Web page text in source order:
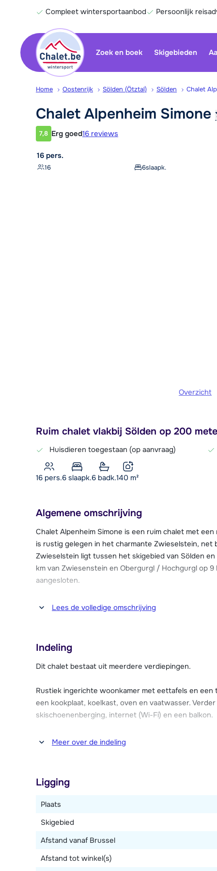
Compleet wintersportaanbod Persoonlijk
Zoek en boek Skigebieden
Home Oostenrijk Sölden (Ötztal) Sölden Chalet
Chalet Alpenheim Simone
Klantwaardering
7,8 Erg goed16 reviews
16 pers.
16 6slaapk.
Overzicht
Ruim chalet vlakbij Sölden op 200
Huisdieren toegestaan (op aanvraag)
16 pers.6 slaapk.6 badk.140 m²
Algemene omschrijving
Chalet Alpenheim Simone is een ruim chalet met
is rustig gelegen in het charmante Zwieselstein, net
Zwieselstein ligt tussen het skigebied van Sölden
km van Zwiesenstein en Obergurgl / Hochgurgl op
aangesloten.
Op ongeveer 200 meter van chalet Alpenheim
Chalet Alpenheim Simone is een voormalig
beschikt over parkeergelegenheid.
Let op: er bevindt zich nog een aparte woning in het
Lees de volledige omschrijving
Indeling
Dit chalet bestaat uit meerdere verdiepingen.
Rustiek ingerichte woonkamer met eettafels en een
een kookplaat, koelkast, oven en vaatwasser.
skischoenenberging, internet (Wi-Fi) en een balkon.
In totaal zijn er zes slaapkamers, waarvan drie
Let op: er bevindt zich nog een aparte woning in
Meer over de indeling
Ligging
Plaats
Skigebied
Afstand vanaf Brussel
Afstand tot winkel(s)